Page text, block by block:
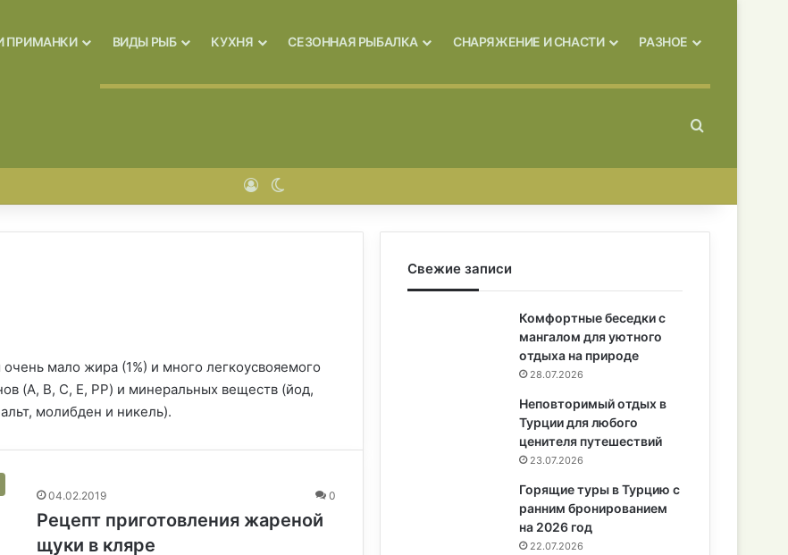
ПРИМАНКИ ВИДЫ РЫБ КУХНЯ СЕЗОННАЯ РЫБАЛКА СНАРЯЖЕНИЕ И СНАСТИ РАЗНОЕ
Искать
Войти
мало жира (1%) и много легкоусвояемого
(A, B, C, E, PP) и минеральных веществ (йод,
молибден и никель).
04.02.2019 0
Рецепт приготовления жареной
щуки в кляре
Свежие записи
Комфортные беседки с
мангалом для уютного
отдыха на природе
28.07.2026
Неповторимый отдых в
Турции для любого
ценителя путешествий
23.07.2026
Горящие туры в Турцию с
ранним бронированием
на 2026 год
22.07.2026